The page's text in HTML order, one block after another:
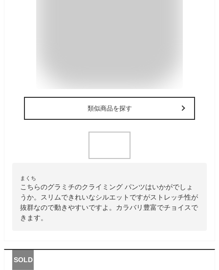
類似商品を探す
まくち
こちらのグラミチのクライミング パンツはいかがでしょ
うか。スリムできれいなシルエットですがストレッチ性が
抜群なので動きやすいですよ。カラバリ豊富でチョイスで
きます。
SOLD